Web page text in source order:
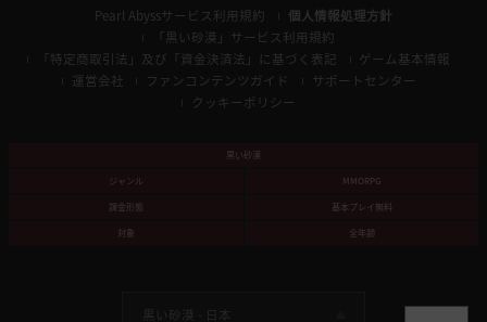
Pearl Abyssサービス利用規約
個人情報処理方針
「黒い砂漠」サービス利用規約
「特定商取引法」及び「資金決済法」に基づく表記
ゲーム基本情報
運営会社
ファンコンテンツガイド
サポートセンター
クッキーポリシー
黒い砂漠
ジャンル
MMORPG
課金形態
基本プレイ無料
対象
全年齢
黒い砂漠 - 日本